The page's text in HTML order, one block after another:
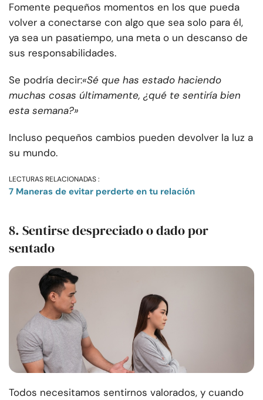
Fomente pequeños momentos en los que pueda
volver a conectarse con algo que sea solo para él,
ya sea un pasatiempo, una meta o un descanso de
sus responsabilidades.
Se podría decir:«Sé que has estado haciendo
muchas cosas últimamente, ¿qué te sentiría bien
esta semana?»
Incluso pequeños cambios pueden devolver la luz a
su mundo.
LECTURAS RELACIONADAS :
7 Maneras de evitar perderte en tu relación
8. Sentirse despreciado o dado por
sentado
Todos necesitamos sentirnos valorados, y cuando